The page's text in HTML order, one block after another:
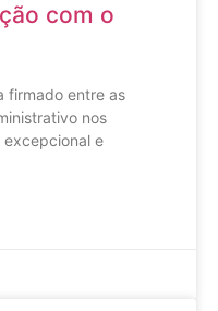
com o
firmado entre as
nos
excepcional e